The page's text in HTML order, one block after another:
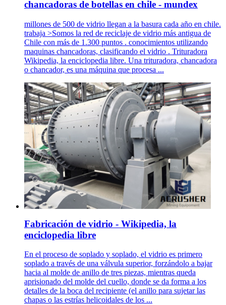
chancadoras de botellas en chile - mundex
millones de 500 de vidrio llegan a la basura cada año en chile.
trabaja >Somos la red de reciclaje de vidrio más antigua de
Chile con más de 1.300 puntos . conocimientos utilizando
maquinas chancadoras, clasificando el vidrio . Trituradora
Wikipedia, la enciclopedia libre. Una trituradora, chancadora
o chancador, es una máquina que procesa ...
Fabricación de vidrio - Wikipedia, la
enciclopedia libre
En el proceso de soplado y soplado, el vidrio es primero
soplado a través de una válvula superior, forzándolo a bajar
hacia al molde de anillo de tres piezas, mientras queda
aprisionado del molde del cuello, donde se da forma a los
detalles de la boca del recipiente (el anillo para sujetar las
chapas o las estrías helicoidales de los ...